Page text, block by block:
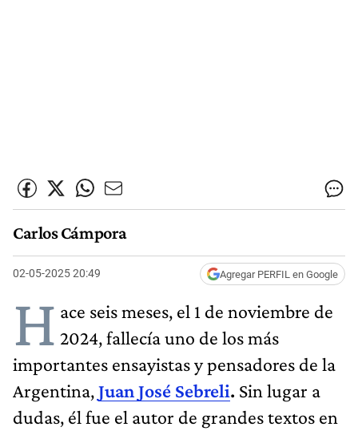
Carlos Cámpora
02-05-2025 20:49 Agregar PERFIL en Google
H ace seis meses, el 1 de noviembre de
2024, fallecía uno de los más
importantes ensayistas y pensadores de la
Argentina,Juan José Sebreli. Sin lugar a
dudas, él fue el autor de grandes textos en